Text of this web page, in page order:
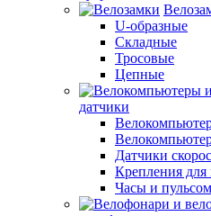
U-образные
Складные
Тросовые
Цепные
датчики
Датчики
Крепления для
Часы и